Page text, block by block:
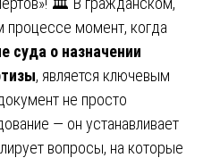
процессе момент, когда
суда о назначении
, является ключевым
не просто
— он устанавливает
вопросы, на которые